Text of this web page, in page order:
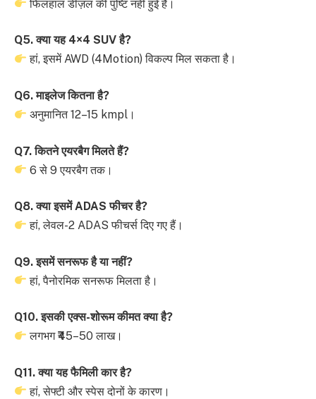
फिलहाल डीज़ल की पुष्टि नहीं हुई है।
Q5. क्या यह 4×4 SUV है?
हां, इसमें AWD (4Motion) विकल्प मिल सकता है।
Q6. माइलेज कितना है?
अनुमानित 12–15 kmpl।
Q7. कितने एयरबैग मिलते हैं?
6 से 9 एयरबैग तक।
Q8. क्या इसमें ADAS फीचर है?
हां, लेवल-2 ADAS फीचर्स दिए गए हैं।
Q9. इसमें सनरूफ है या नहीं?
हां, पैनोरमिक सनरूफ मिलता है।
Q10. इसकी एक्स-शोरूम कीमत क्या है?
लगभग ₹45–50 लाख।
Q11. क्या यह फैमिली कार है?
हां, सेफ्टी और स्पेस दोनों के कारण।